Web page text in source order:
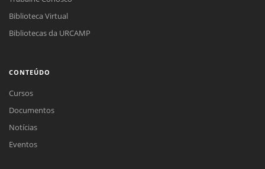
Biblioteca Virtual
Bibliotecas da URCAMP
CONTEÚDO
Cursos
Documentos
Notícias
Eventos